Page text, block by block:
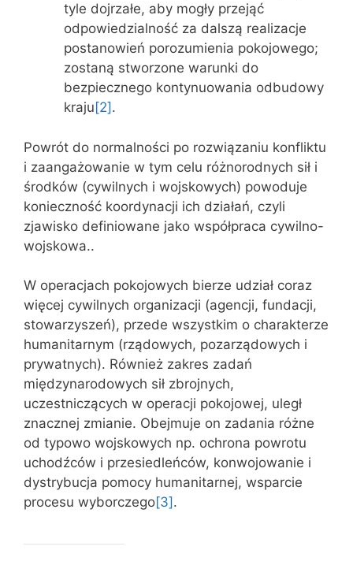
tyle dojrzałe, aby mogły przejąć
odpowiedzialność za dalszą realizacje
postanowień porozumienia pokojowego;
zostaną stworzone warunki do
bezpiecznego kontynuowania odbudowy
kraju [2] .
Powrót do normalności po rozwiązaniu konfliktu
i zaangażowanie w tym celu różnorodnych sił i
środków (cywilnych i wojskowych) powoduje
konieczność koordynacji ich działań, czyli
zjawisko definiowane jako współpraca cywilno-
wojskowa..
W operacjach pokojowych bierze udział coraz
więcej cywilnych organizacji (agencji, fundacji,
stowarzyszeń), przede wszystkim o charakterze
humanitarnym (rządowych, pozarządowych i
prywatnych). Również zakres zadań
międzynarodowych sił zbrojnych,
uczestniczących w operacji pokojowej, uległ
znacznej zmianie. Obejmuje on zadania różne
od typowo wojskowych np. ochrona powrotu
uchodźców i przesiedleńców, konwojowanie i
dystrybucja pomocy humanitarnej, wsparcie
procesu wyborczego[3] .